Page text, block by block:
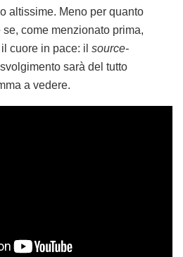
altissime. Meno per quanto
come menzionato prima,
cuore in pace: il source-
sarà del tutto
a vedere.